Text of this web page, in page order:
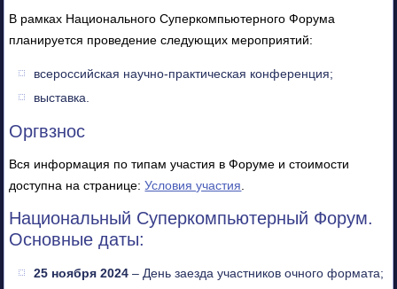
В рамках Национального Суперкомпьютерного Форума
планируется проведение следующих мероприятий:
всероссийская научно-практическая конференция;
выставка.
Оргвзнос
Вся информация по типам участия в Форуме и стоимости
доступна на странице:Условия участия
Национальный Суперкомпьютерный Форум.
Основные даты:
25 ноября 2024 – День заезда участников очного формата;